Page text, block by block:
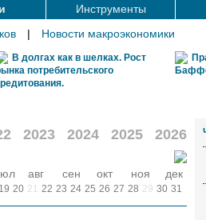
Инструменты
| Новости макроэкономики
В долгах как в шелках. Рост
потребительского
2023 2024 2025 2026
авг сен окт ноя дек
19 20 21 22 23 24 25 26 27 28 29 30 31